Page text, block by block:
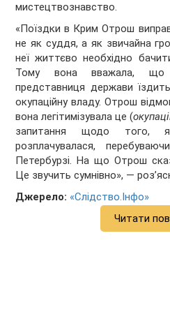
мистецтвознавство.
«Поїздки в Крим Отрош
не як суддя, а як звичайна
неї життєво необхідно
Тому вона вважала, що
представниця держави
окупаційну владу. Отрош
вона легітимізувала це (
запитання щодо того,
розплачувалася,
Петербурзі. На що Отрош
Це звучить сумнівно», —
Джерело: «Слідство.Інфо»
Читати